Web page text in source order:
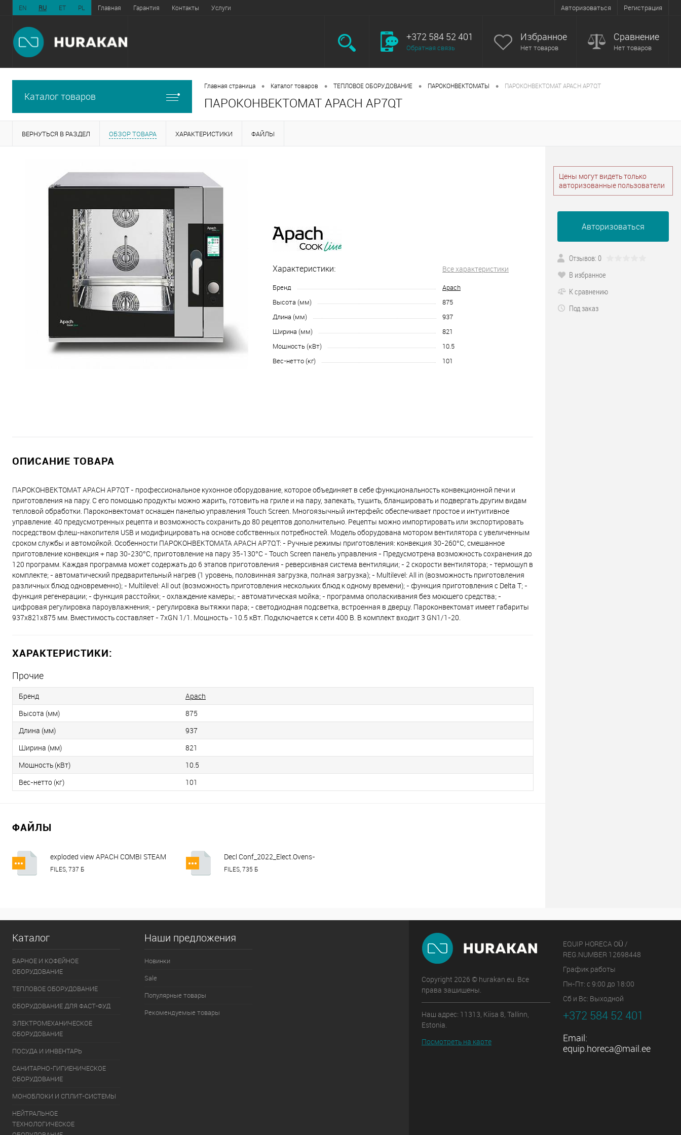
EN RU ET PL Главная Гарантия Контакты Услуги Авторизоваться Регистрация
+372 584 52 401
Обратная связь
Избранное
Нет товаров
Сравнение
Нет товаров
Каталог товаров
Главная страница • Каталог товаров • ТЕПЛОВОЕ ОБОРУДОВАНИЕ • ПАРОКОНВЕКТОМАТЫ • ПАРОКОНВЕКТОМАТ APACH AP7QT
ПАРОКОНВЕКТОМАТ APACH AP7QT
ВЕРНУТЬСЯ В РАЗДЕЛ ОБЗОР ТОВАРА ХАРАКТЕРИСТИКИ ФАЙЛЫ
Характеристики: Все характеристики
Бренд
Apach
Высота (мм)
875
Длина (мм)
937
Ширина (мм)
821
Мощность (кВт)
10.5
Вес-нетто (кг)
101
ОПИСАНИЕ ТОВАРА
ПАРОКОНВЕКТОМАТ APACH AP7QT - профессиональное кухонное оборудование, которое объединяет в себе функциональность конвекционной печи и
приготовления на пару. С его помощью продукты можно жарить, готовить на гриле и на пару, запекать, тушить, бланшировать и подвергать другим видам
тепловой обработки. Пароконвектомат оснащен панелью управления Touch Screen. Многоязычный интерфейс обеспечивает простое и интуитивное
управление. 40 предусмотренных рецепта и возможность сохранить до 80 рецептов дополнительно. Рецепты можно импортировать или экспортировать
посредством флеш-накопителя USB и модифицировать на основе собственных потребностей. Модель оборудована мотором вентилятора с увеличенным
сроком службы и автомойкой. Особенности ПАРОКОНВЕКТОМАТА APACH AP7QT: - Ручные режимы приготовления: конвекция 30-260°С, смешанное
приготовление конвекция + пар 30-230°С, приготовление на пару 35-130°С - Touch Screen панель управления - Предусмотрена возможность сохранения до
120 программ. Каждая программа может содержать до 6 этапов приготовления - реверсивная система вентиляции; - 2 скорости вентилятора; - термощуп в
комплекте; - автоматический предварительный нагрев (1 уровень, половинная загрузка, полная загрузка); - Multilevel: All in (возможность приготовления
различных блюд одновременно); - Multilevel: All out (возможность приготовления нескольких блюд к одному времени); - функция приготовления с Delta T; -
функция регенерации; - функция расстойки; - охлаждение камеры; - автоматическая мойка; - программа ополаскивания без моющего средства; -
цифровая регулировка пароувлажнения; - регулировка вытяжки пара; - светодиодная подсветка, встроенная в дверцу. Пароконвектомат имеет габариты
937x821x875 мм. Вместимость составляет - 7хGN 1/1. Мощность - 10.5 кВт. Подключается к сети 400 В. В комплект входит 3 GN1/1-20.
ХАРАКТЕРИСТИКИ:
Прочие
Бренд
Apach
Высота (мм)
875
Длина (мм)
937
Ширина (мм)
821
Мощность (кВт)
10.5
Вес-нетто (кг)
101
ФАЙЛЫ
exploded view APACH COMBI STEAM
OVEN AP7QT.pdf
FILES, 737 Б
Decl Conf_2022_Elect.Ovens-
Proofer_Apach.pdf
FILES, 735 Б
Цены могут видеть только
авторизованные пользователи
Авторизоваться
Отзывов: 0
В избранное
К сравнению
Под заказ
Каталог
БАРНОЕ И КОФЕЙНОЕ
ОБОРУДОВАНИЕ
ТЕПЛОВОЕ ОБОРУДОВАНИЕ
ОБОРУДОВАНИЕ ДЛЯ ФАСТ-ФУД
ЭЛЕКТРОМЕХАНИЧЕСКОЕ
ОБОРУДОВАНИЕ
ПОСУДА И ИНВЕНТАРЬ
САНИТАРНО-ГИГИЕНИЧЕСКОЕ
ОБОРУДОВАНИЕ
МОНОБЛОКИ И СПЛИТ-СИСТЕМЫ
НЕЙТРАЛЬНОЕ
ТЕХНОЛОГИЧЕСКОЕ
Наши предложения
Новинки
Sale
Популярные товары
Рекомендуемые товары
Copyright 2026 © hurakan.eu. Все
права защищены.
Наш адрес: 11313, Kiisa 8, Tallinn,
Estonia.
Посмотреть на карте
EQUIP HORECA OÜ /
REG.NUMBER 12698448
График работы
Пн-Пт: с 9:00 до 18:00
Сб и Вс: Выходной
+372 584 52 401
Email:
equip.horeca@mail.ee